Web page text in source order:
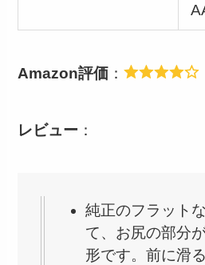
Amazon評価 ：
レビュー ：
純正のフラット
て、お尻の部分
形です。前に滑